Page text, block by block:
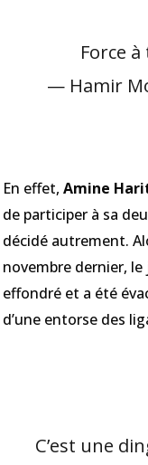
Force à
— Hamir
En effet, Amine
de participer à sa
décidé autrement.
novembre dernier,
effondré et a été
d’une entorse des
C’est une